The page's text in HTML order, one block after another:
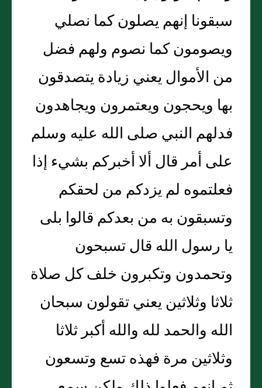
سبقونا إنهم يصلون كما نصلي
ويصومون كما نصوم ولهم فضل
من الأموال يعني زيادة يتصدقون
بها ويحجون ويعتمرون ويجاهدون
فدلهم النبي صلى الله عليه وسلم
على أمر قال ألا أخبركم بشيء إذا
فعلتموه لم يزدكم من لحقكم
وتسبقون به من بعدكم قالوا بلى
يا رسول الله قال تسبحون
وتحمدون وتكبرون خلف كل صلاة
ثلاثا وثلاثين يعني تقولون سبحان
الله والحمد لله والله أكبر ثلاثا
وثلاثين مرة فهذه تسع وتسعون